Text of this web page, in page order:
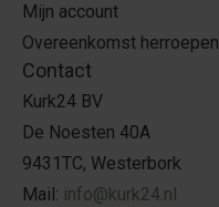
Mijn account
Overeenkomst herroepen
Contact
Kurk24 BV
De Noesten 40A
9431TC, Westerbork
Mail: info@kurk24.nl